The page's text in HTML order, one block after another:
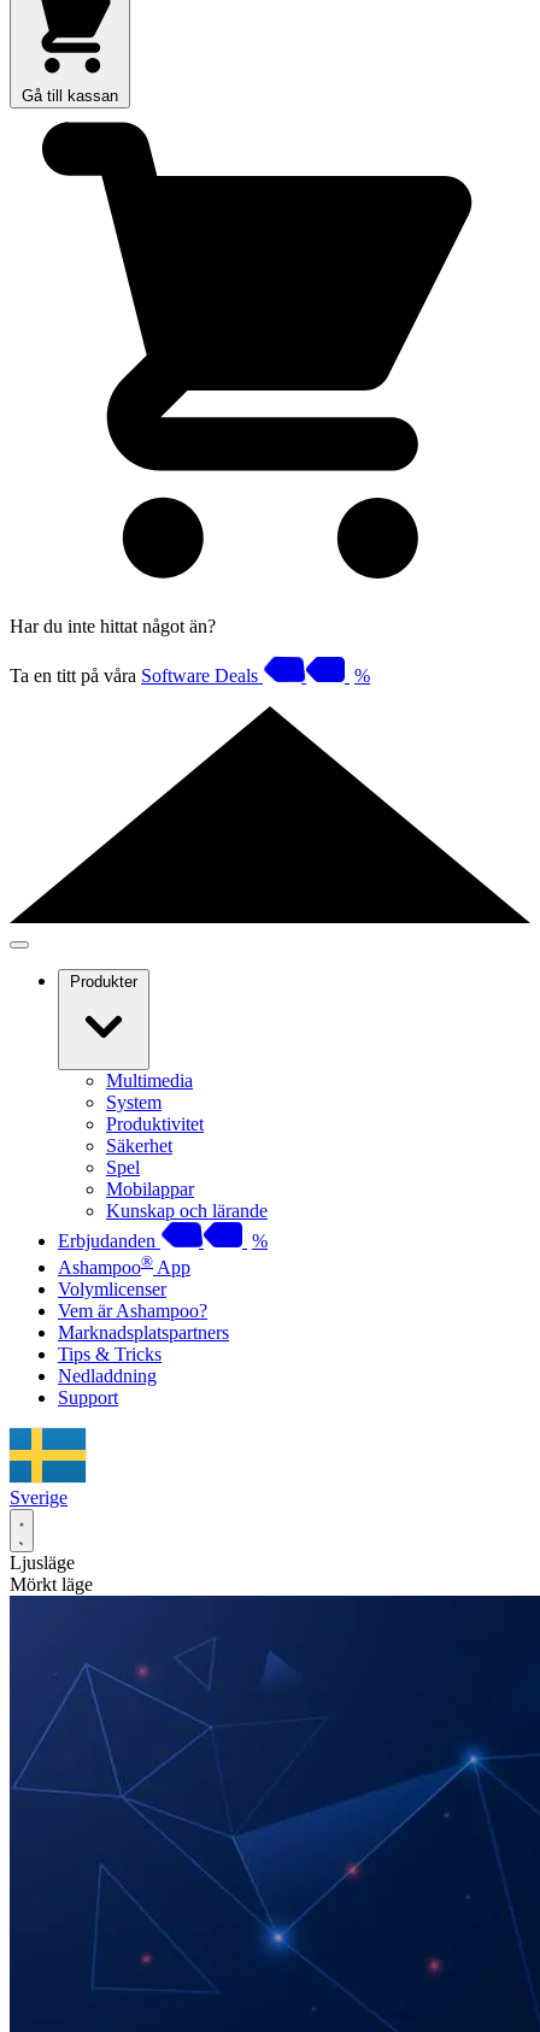
Gå till kassan
Har du inte hittat något än?
Ta en titt på våra Software Deals %
Produkter
Multimedia
System
Produktivitet
Säkerhet
Spel
Mobilappar
Kunskap och lärande
Erbjudanden
%
Ashampoo® App
Volymlicenser
Vem är Ashampoo?
Marknadsplatspartners
Tips & Tricks
Nedladdning
Support
Sverige
Ljusläge
Mörkt läge